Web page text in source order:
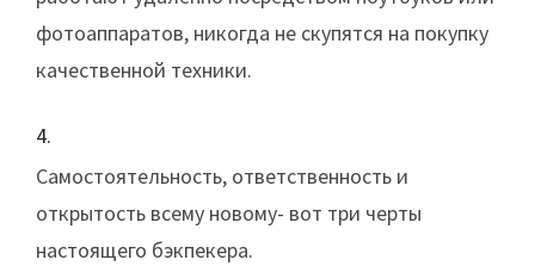
фотоаппаратов, никогда не скупятся на покупку
качественной техники.
Самостоятельность, ответственность и
открытость всему новому- вот три черты
настоящего бэкпекера.